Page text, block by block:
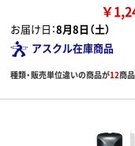
￥
お届け日：8月8日（土）
アスクル在庫商品
種類・販売単位違いの商品が12商